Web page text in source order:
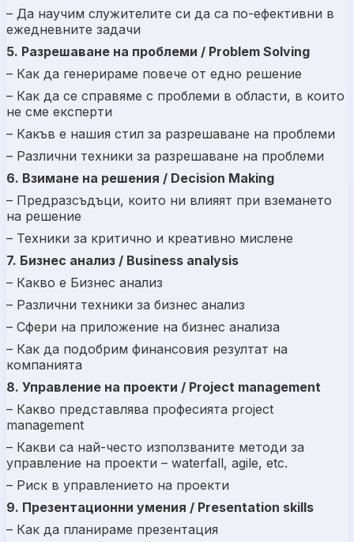
– Да научим служителите си да са по-ефективни в
ежедневните задачи
5. Разрешаване на проблеми / Problem Solving
– Как да генерираме повече от едно решение
– Как да се справяме с проблеми в области, в които
не сме експерти
– Какъв е нашия стил за разрешаване на проблеми
– Различни техники за разрешаване на проблеми
6. Взимане на решения / Decision Making
– Предразсъдъци, които ни влияят при вземането
на решение
– Техники за критично и креативно мислене
7. Бизнес анализ / Business analysis
– Какво е Бизнес анализ
– Различни техники за бизнес анализ
– Сфери на приложение на бизнес анализа
– Как да подобрим финансовия резултат на
компанията
8. Управление на проекти / Project management
– Какво представлява професията project
management
– Какви са най-често използваните методи за
управление на проекти – waterfall, agile, etc.
– Риск в управлението на проекти
9. Презентационни умения / Presentation skills
– Как да планираме презентация